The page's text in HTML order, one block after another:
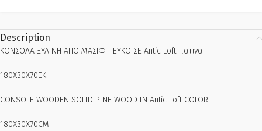
Description
ΚΟΝΣΟΛΑ ΞΥΛΙΝΗ ΑΠΟ ΜΑΣΙΦ ΠΕΥΚΟ ΣΕ Antic Loft πατινα
180Χ30Χ70ΕΚ
CONSOLE WOODEN SOLID PINE WOOD IN Antic Loft COLOR.
180Χ30Χ70CM